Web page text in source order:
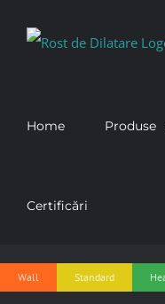
Home Produse
Certificări
Wall Standard